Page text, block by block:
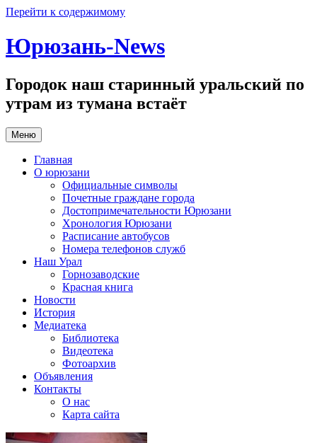
Перейти к содержимому
Юрюзань-News
Городок наш старинный уральский по
утрам из тумана встаёт
Меню
Главная
О юрюзани
Официальные символы
Почетные граждане города
Достопримечательности Юрюзани
Хронология Юрюзани
Расписание автобусов
Номера телефонов служб
Наш Урал
Горнозаводские
Красная книга
Новости
История
Медиатека
Библиотека
Видеотека
Фотоархив
Объявления
Контакты
О нас
Карта сайта